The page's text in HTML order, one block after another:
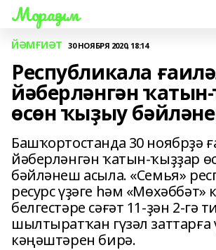
Мораҙым
ЙӘМҒИӘТ 30 НОЯБРЯ 2020, 18:14
Республикала
йәберләнгән
өсөн ҡыҙыу
Башҡортостанда 30 ноябрҙә
йәберләнгән ҡатын-ҡыҙҙар
бәйләнеш асыла. «Семья»
ресурс үҙәге һәм «Мөхәббәт»
белгестәре сәғәт 11-ҙән 2-гә
шылтыратҡан гүзәл заттарға
кәңәштәрен бирә.